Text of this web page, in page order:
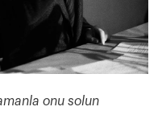
onu solun